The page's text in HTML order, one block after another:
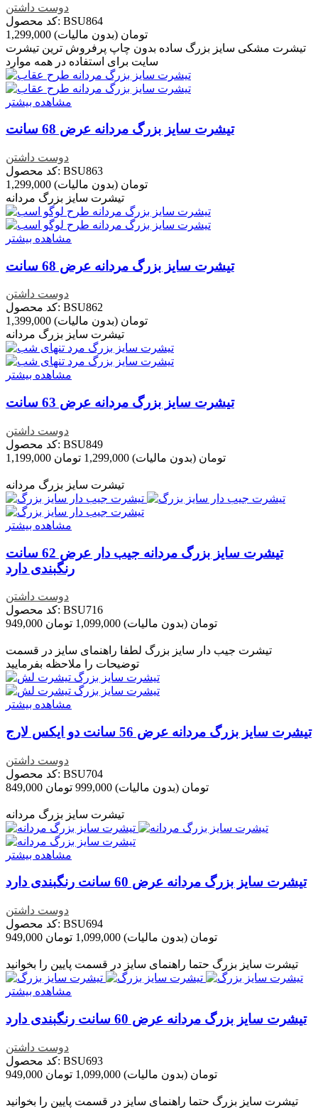
دوست داشتن
کد محصول: BSU864
1,299,000 تومان (بدون مالیات)
تیشرت مشکی سایز بزرگ ساده بدون چاپ پرفروش ترین تیشرت
سایت برای استفاده در همه موارد
مشاهده بیشتر
تیشرت سایز بزرگ مردانه عرض 68 سانت
دوست داشتن
کد محصول: BSU863
1,299,000 تومان (بدون مالیات)
تیشرت سایز بزرگ مردانه
مشاهده بیشتر
تیشرت سایز بزرگ مردانه عرض 68 سانت
دوست داشتن
کد محصول: BSU862
1,399,000 تومان (بدون مالیات)
تیشرت سایز بزرگ مردانه
مشاهده بیشتر
تیشرت سایز بزرگ مردانه عرض 63 سانت
دوست داشتن
کد محصول: BSU849
1,199,000 تومان (بدون مالیات) 1,299,000 تومان
تیشرت سایز بزرگ مردانه
مشاهده بیشتر
تیشرت سایز بزرگ مردانه جیب دار عرض 62 سانت
رنگبندی دارد
دوست داشتن
کد محصول: BSU716
949,000 تومان (بدون مالیات) 1,099,000 تومان
تیشرت جیب دار سایز بزرگ لطفا راهنمای سایز در قسمت
توضیحات را ملاحظه بفرمایید
مشاهده بیشتر
تیشرت سایز بزرگ مردانه عرض 56 سانت دو ایکس لارج
دوست داشتن
کد محصول: BSU704
849,000 تومان (بدون مالیات) 999,000 تومان
تیشرت سایز بزرگ مردانه
مشاهده بیشتر
تیشرت سایز بزرگ مردانه عرض 60 سانت رنگبندی دارد
دوست داشتن
کد محصول: BSU694
949,000 تومان (بدون مالیات) 1,099,000 تومان
تیشرت سایز بزرگ حتما راهنمای سایز در قسمت پایین را بخوانید
مشاهده بیشتر
تیشرت سایز بزرگ مردانه عرض 60 سانت رنگبندی دارد
دوست داشتن
کد محصول: BSU693
949,000 تومان (بدون مالیات) 1,099,000 تومان
تیشرت سایز بزرگ حتما راهنمای سایز در قسمت پایین را بخوانید